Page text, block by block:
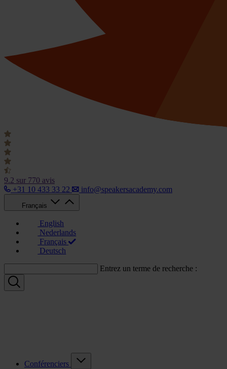
9.2 sur 770 avis
+31 10 433 33 22
info@speakersacademy.com
Français
English
Nederlands
Français
Deutsch
Entrez un terme de recherche :
Conférenciers